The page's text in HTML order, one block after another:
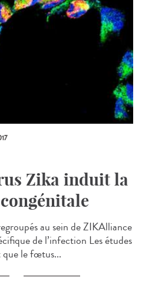
Zika induit la
au sein de ZIKAlliance
de l’infection Les études
le fœtus...